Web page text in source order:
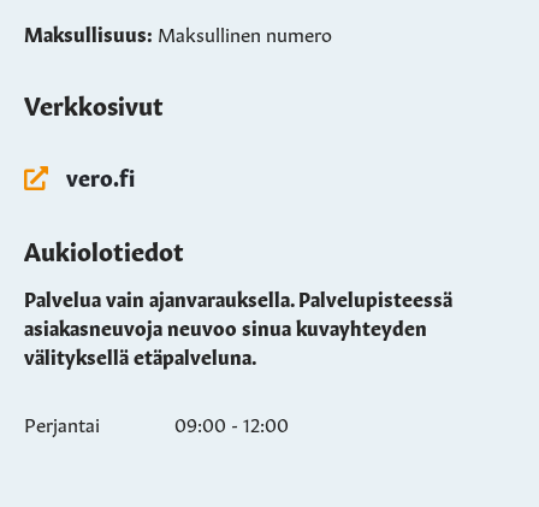
Maksullisuus: Maksullinen numero
Verkkosivut
vero.fi
Aukiolotiedot
Palvelua vain ajanvarauksella. Palvelupisteessä
asiakasneuvoja neuvoo sinua kuvayhteyden
välityksellä etäpalveluna.
Perjantai 09:00 - 12:00